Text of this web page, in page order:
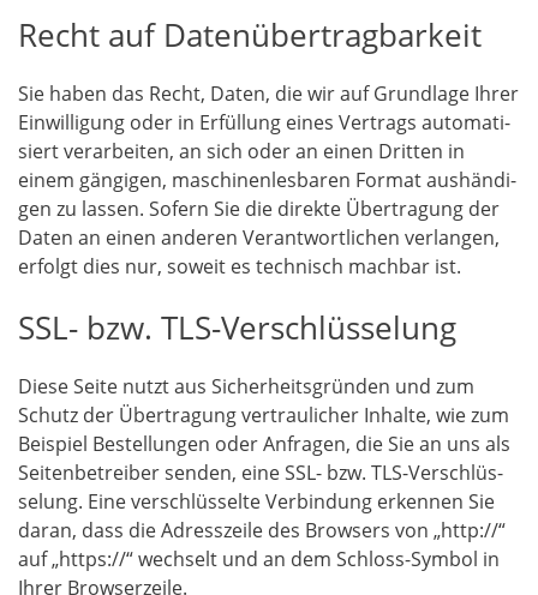
Recht auf Datenübertragbarkeit
Sie haben das Recht, Daten, die wir auf Grund­la­ge Ihrer
Ein­wil­li­gung oder in Erfül­lung eines Ver­trags auto­ma­ti­
siert ver­ar­bei­ten, an sich oder an einen Drit­ten in
einem gän­gi­gen, maschi­nen­les­ba­ren For­mat aus­hän­di­
gen zu las­sen. Sofern Sie die direk­te Über­tra­gung der
Daten an einen ande­ren Ver­ant­wort­li­chen ver­lan­gen,
erfolgt dies nur, soweit es tech­nisch mach­bar ist.
SSL- bzw. TLS-Verschlüsselung
Die­se Sei­te nutzt aus Sicher­heits­grün­den und zum
Schutz der Über­tra­gung ver­trau­li­cher Inhal­te, wie zum
Bei­spiel Bestel­lun­gen oder Anfra­gen, die Sie an uns als
Sei­ten­be­trei­ber sen­den, eine SSL- bzw. TLS-Ver­schlüs­
se­lung. Eine ver­schlüs­sel­te Ver­bin­dung erken­nen Sie
dar­an, dass die Adress­zei­le des Brow­sers von „http://“
auf „https://“ wech­selt und an dem Schloss-Sym­bol in
Ihrer Browserzeile.